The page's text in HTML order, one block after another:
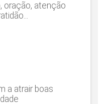
oração, atenção
a atrair boas